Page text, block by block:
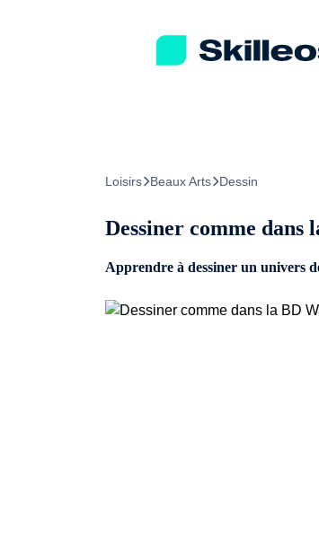
Passez directement au
Loisirs Beaux Arts Dessin
Dessiner comme dans
Apprendre à dessiner un univers